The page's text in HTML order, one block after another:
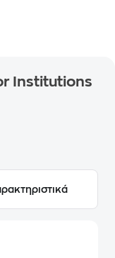
Institutions